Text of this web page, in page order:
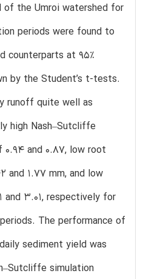
the Umroi watershed for
periods were found to
counterparts at 95%
by the Student’s t-tests.
runoff quite well as
high Nash–Sutcliffe
and 0.87, low root
and 1.77 mm, and low
and 3.01, respectively for
The performance of
sediment yield was
simulation